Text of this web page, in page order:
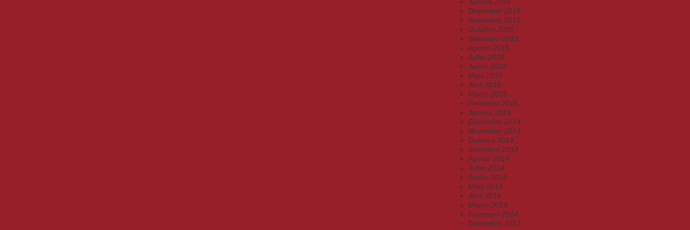
Dezembro 2015
Novembro 2015
Outubro 2015
Setembro 2015
Agosto 2015
Julho 2015
Junho 2015
Maio 2015
Abril 2015
Março 2015
Fevereiro 2015
Janeiro 2015
Dezembro 2014
Novembro 2014
Outubro 2014
Setembro 2014
Agosto 2014
Julho 2014
Junho 2014
Maio 2014
Abril 2014
Março 2014
Fevereiro 2014
Dezembro 2013